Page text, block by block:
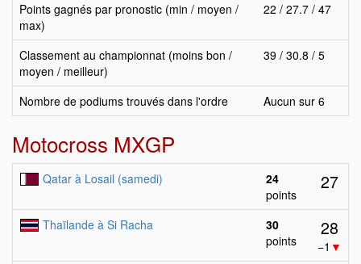
Points gagnés par pronostic (min / moyen /
max)
22 / 27.7 / 47
Classement au championnat (moins bon /
moyen / meilleur)
39 / 30.8 / 5
Nombre de podiums trouvés dans l'ordre Aucun sur 6
Motocross MXGP
Qatar à Losail (samedi)
24
points
27
Thaïlande à Si Racha
30
points
28
−1 ▼